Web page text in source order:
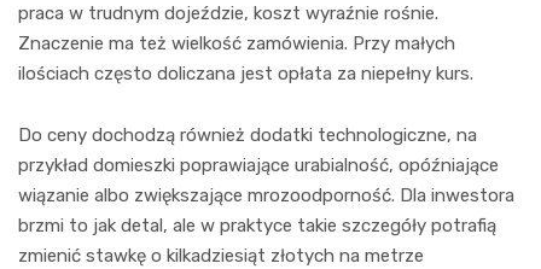
praca w trudnym dojeździe, koszt wyraźnie rośnie.
Znaczenie ma też wielkość zamówienia. Przy małych
ilościach często doliczana jest opłata za niepełny kurs.
Do ceny dochodzą również dodatki technologiczne, na
przykład domieszki poprawiające urabialność, opóźniające
wiązanie albo zwiększające mrozoodporność. Dla inwestora
brzmi to jak detal, ale w praktyce takie szczegóły potrafią
zmienić stawkę o kilkadziesiąt złotych na metrze